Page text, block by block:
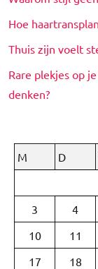
Hoe
Thuis zijn voelt
Rare plekjes op
denken?
M
D
3
4
10
11
17
18